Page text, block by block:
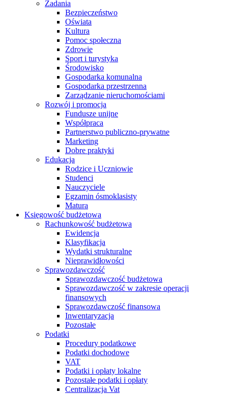
Zadania
Bezpieczeństwo
Oświata
Kultura
Pomoc społeczna
Zdrowie
Sport i turystyka
Środowisko
Gospodarka komunalna
Gospodarka przestrzenna
Zarządzanie nieruchomościami
Rozwój i promocja
Fundusze unijne
Współpraca
Partnerstwo publiczno-prywatne
Marketing
Dobre praktyki
Edukacja
Rodzice i Uczniowie
Studenci
Nauczyciele
Egzamin ósmoklasisty
Matura
Księgowość budżetowa
Rachunkowość budżetowa
Ewidencja
Klasyfikacja
Wydatki strukturalne
Nieprawidłowości
Sprawozdawczość
Sprawozdawczość budżetowa
Sprawozdawczość w zakresie operacji
finansowych
Sprawozdawczość finansowa
Inwentaryzacja
Pozostałe
Podatki
Procedury podatkowe
Podatki dochodowe
VAT
Podatki i opłaty lokalne
Pozostałe podatki i opłaty
Centralizacja Vat